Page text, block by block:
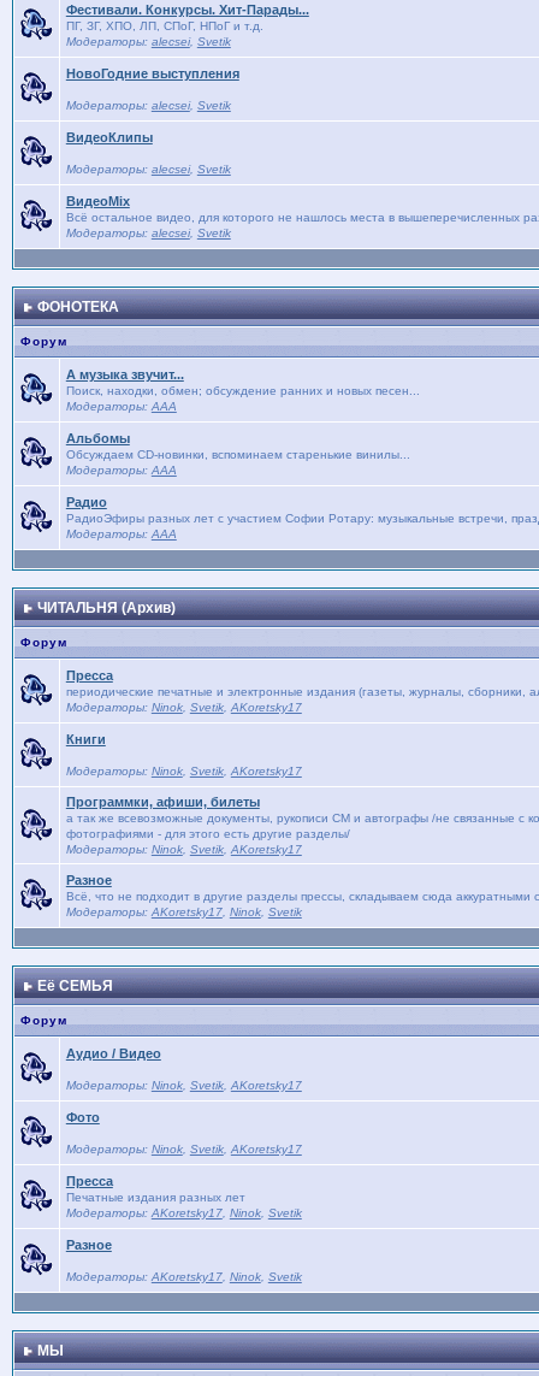
Фестивали. Конкурсы. Хит-Парады...
ПГ, ЗГ, ХПО, ЛП, СПоГ, НПоГ и т.д.
Модераторы: alecsei, Svetik
НовоГодние выступления
Модераторы: alecsei, Svetik
ВидеоКлипы
Модераторы: alecsei, Svetik
ВидеоMix
Всё остальное видео, для которого не нашлось места в вышеперечисленных
Модераторы: alecsei, Svetik
ФОНОТЕКА
Форум
А музыка звучит...
Поиск, находки, обмен; обсуждение ранних и новых песен...
Модераторы: AAA
Альбомы
Обсуждаем CD-новинки, вспоминаем старенькие винилы...
Модераторы: AAA
Радио
РадиоЭфиры разных лет с участием Софии Ротару: музыкальные встречи,
Модераторы: AAA
ЧИТАЛЬНЯ (Архив)
Форум
Пресса
периодические печатные и электронные издания (газеты, журналы, сборники,
Модераторы: Ninok, Svetik, AKoretsky17
Книги
Модераторы: Ninok, Svetik, AKoretsky17
Программки, афиши, билеты
а так же всевозможные документы, рукописи СМ и автографы /не связанные с
фотографиями - для этого есть другие разделы/
Модераторы: Ninok, Svetik, AKoretsky17
Разное
Всё, что не подходит в другие разделы прессы, складываем сюда аккуратными
Модераторы: AKoretsky17, Ninok, Svetik
Её СЕМЬЯ
Форум
Аудио / Видео
Модераторы: Ninok, Svetik, AKoretsky17
Фото
Модераторы: Ninok, Svetik, AKoretsky17
Пресса
Печатные издания разных лет
Модераторы: AKoretsky17, Ninok, Svetik
Разное
Модераторы: AKoretsky17, Ninok, Svetik
МЫ